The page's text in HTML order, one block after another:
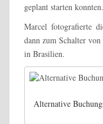
geplant starten konnten.
Marcel fotografierte
dann zum Schalter
in Brasilien.
Alternative